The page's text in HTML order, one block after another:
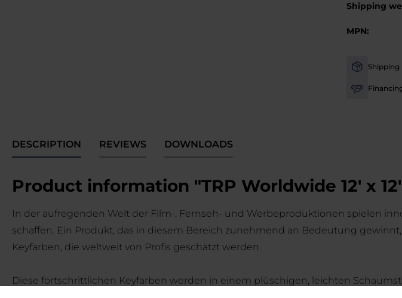
Shipping
MPN:
-
Shipping
-
DESCRIPTION REVIEWS DOWNLOADS
Product information "TRP Worldwide 12' x
In der aufregenden Welt der Film-, Fernseh- und Werbeproduktionen spielen
schaffen. Ein Produkt, das in diesem Bereich zunehmend an Bedeutung
Keyfarben, die weltweit von Profis geschätzt werden.
Diese fortschrittlichen Keyfarben werden in einem plüschigen, leichten